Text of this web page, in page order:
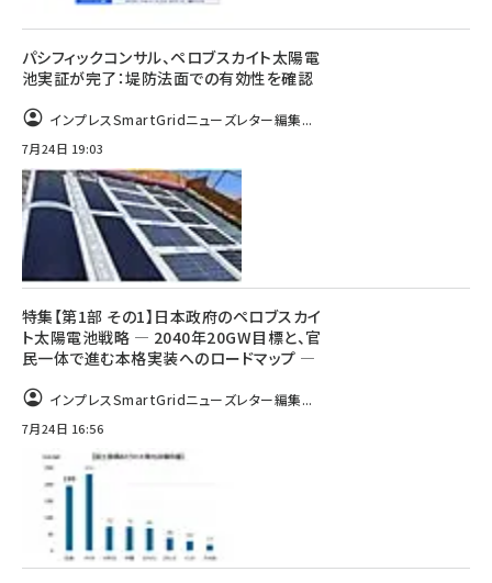
パシフィックコンサル、ペロブスカイト太陽電
池実証が完了：堤防法面での有効性を確認
インプレスSmartGridニューズレター編集...
7月24日 19:03
特集【第1部 その1】日本政府のペロブスカイ
ト太陽電池戦略 ― 2040年20GW目標と、官
民一体で進む本格実装へのロードマップ ―
インプレスSmartGridニューズレター編集...
7月24日 16:56